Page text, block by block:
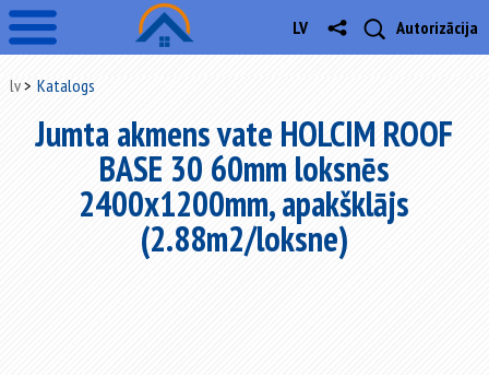
Autorizācija
LV
lv Katalogs
Jumta akmens vate HOLCIM ROOF
BASE 30 60mm loksnēs
2400x1200mm, apakšklājs
(2.88m2/loksne)